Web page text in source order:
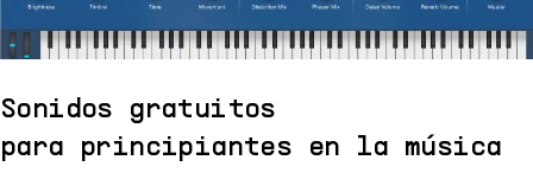
Sonidos gratuitos
para principiantes en la música